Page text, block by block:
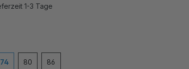
1-3 Tage
nicht verfügbar.)
74 80 86